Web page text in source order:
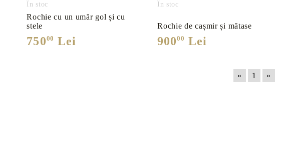
Primavara-vara 2021
În stoc
Rochie cu un umăr gol și cu
stele
75000 Lei
În stoc
Rochie de cașmir și mătase
90000 Lei
« 1 »